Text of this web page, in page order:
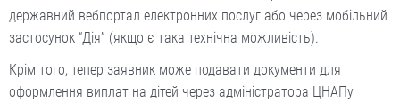
державний вебпортал електронних послуг або через мобільний
застосунок “Дія” (якщо є така технічна можливість).
Крім того, тепер заявник може подавати документи для
оформлення виплат на дітей через адміністратора ЦНАПу